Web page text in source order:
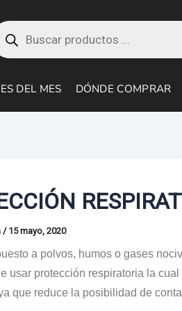
DEL MES DÓNDE COMPRAR
/ 15 mayo, 2020
a polvos, humos o gases
usar protección respiratoria la
que reduce la posibilidad de